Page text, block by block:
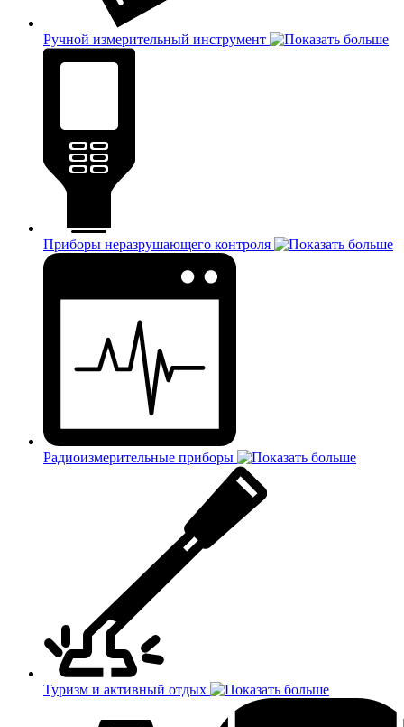
Ручной измерительный инструмент
Приборы неразрушающего контроля
Радиоизмерительные приборы
Туризм и активный отдых